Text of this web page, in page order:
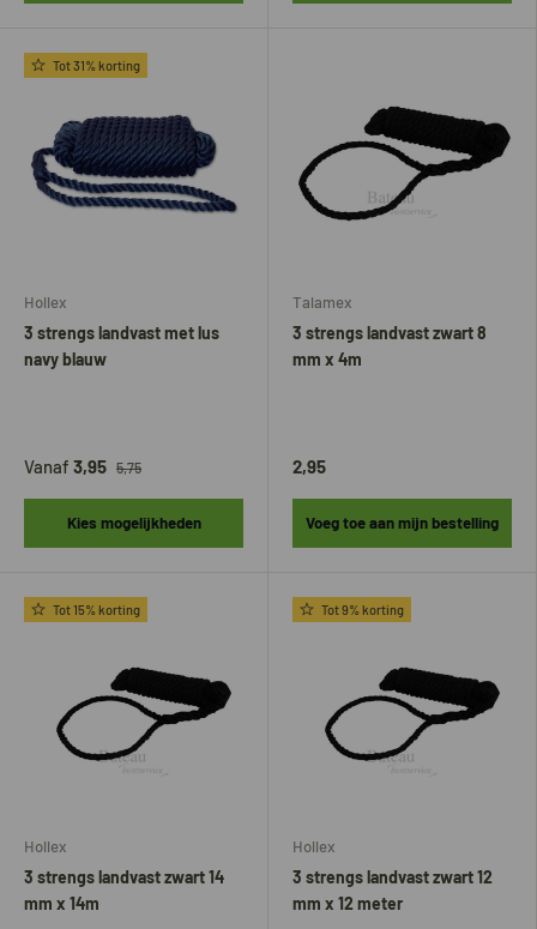
Tot 31% korting
Hollex
3 strengs landvast met lus
navy blauw
Vanaf 3,95 5,75
Kies mogelijkheden
Talamex
3 strengs landvast zwart 8
mm x 4m
2,95
Voeg toe aan mijn bestelling
Tot 15% korting
Hollex
3 strengs landvast zwart 14
mm x 14m
Tot 9% korting
Hollex
3 strengs landvast zwart 12
mm x 12 meter